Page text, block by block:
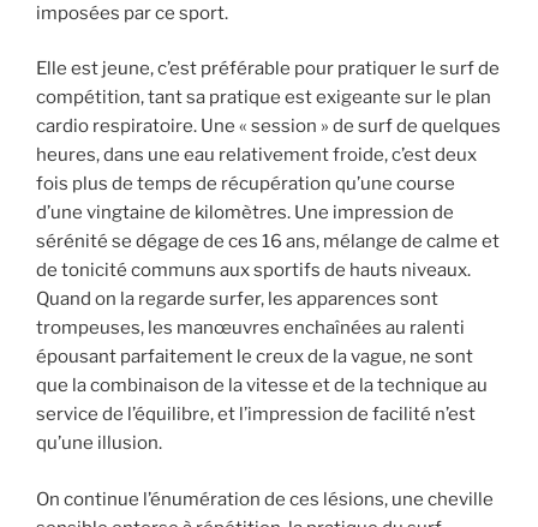
imposées par ce sport.
Elle est jeune, c’est préférable pour pratiquer le surf de
compétition, tant sa pratique est exigeante sur le plan
cardio respiratoire. Une « session » de surf de quelques
heures, dans une eau relativement froide, c’est deux
fois plus de temps de récupération qu’une course
d’une vingtaine de kilomètres. Une impression de
sérénité se dégage de ces 16 ans, mélange de calme et
de tonicité communs aux sportifs de hauts niveaux.
Quand on la regarde surfer, les apparences sont
trompeuses, les manœuvres enchaînées au ralenti
épousant parfaitement le creux de la vague, ne sont
que la combinaison de la vitesse et de la technique au
service de l’équilibre, et l’impression de facilité n’est
qu’une illusion.
On continue l’énumération de ces lésions, une cheville